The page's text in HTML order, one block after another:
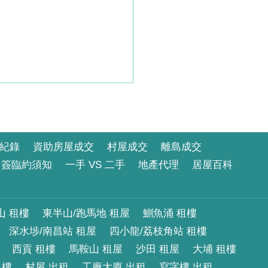
錄 資助房屋成交 村屋成交
離島成交
簽臨約須知
一手 VS 二手 地產代理 居屋百科
租樓 東半山/跑馬地 租屋
鰂魚涌 租樓
深水埗/南昌站 租屋
四小龍/荔枝角站 租樓
西貢 租樓
馬鞍山 租屋 沙田 租屋
大埔 租樓